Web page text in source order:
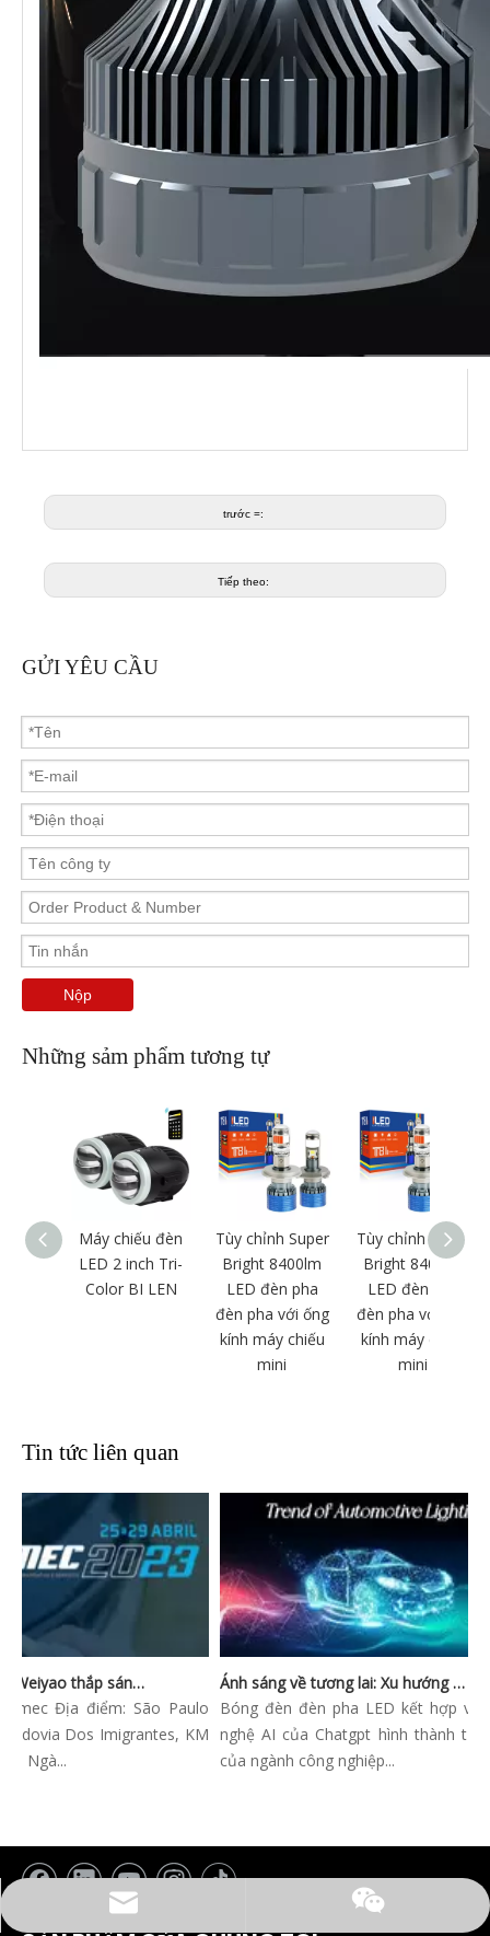
trước =:
Tiếp theo:
GỬI YÊU CẦU
Nộp
Những sảm phẩm tương tự
Máy chiếu đèn
LED 2 inch Tri-
Color BI LEN
Tùy chỉnh Super
Bright 8400lm
LED đèn pha
đèn pha với ống
kính máy chiếu
mini
Tùy chỉnh Super
Bright 8400lm
LED đèn pha
đèn pha với ống
kính máy chiếu
mini
Tin tức liên quan
Automec 2023: Weiyao thắp sáng São Paulo Expo
Địa điểm: São Paulo
Dos Imigrantes, KM
Ánh sáng về tương lai: Xu hướng sáng tạo trong ánh sáng ô tô
Bóng đèn đèn pha LED kết hợp với công
nghệ AI của Chatgpt hình thành tương lai
của ngành công nghiệp...